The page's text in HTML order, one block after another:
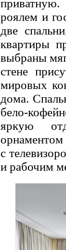
роялем и
две
квартиры
выбраны
стене
мировых
дома.
бело-
яркую
орнаментом
с
и рабочим